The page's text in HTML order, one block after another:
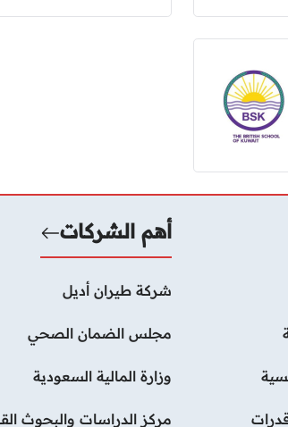
أهم الشركات
شركة طيران أديل
مجلس الضمان الصحي
وزارة المالية السعودية
مركز الدراسات والبحوث